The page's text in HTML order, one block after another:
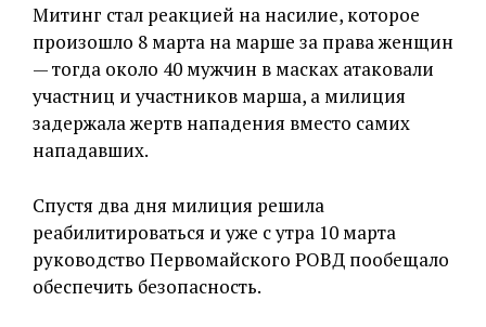
Митинг стал реакцией на насилие, которое
произошло 8 марта на марше за права женщин
— тогда около 40 мужчин в масках атаковали
участниц и участников марша, а милиция
задержала жертв нападения вместо самих
нападавших.
Спустя два дня милиция решила
реабилитироваться и уже с утра 10 марта
руководство Первомайского РОВД пообещало
обеспечить безопасность.